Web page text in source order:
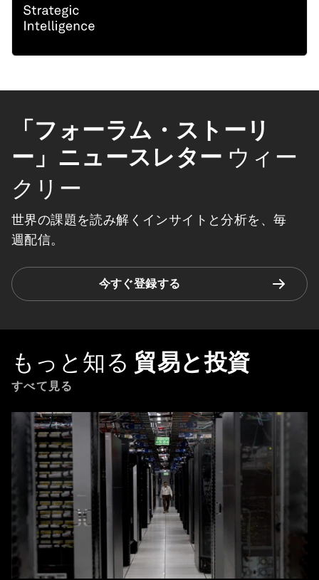
「フォーラム・ストーリ
ー」ニュースレター ウィー
クリー
世界の課題を読み解くインサイトと分析を、毎
週配信。
今すぐ登録する
もっと知る 貿易と投資
すべて見る